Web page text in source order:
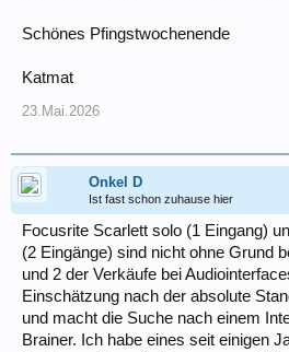
Schönes Pfingstwochenende
Katmat
23.Mai.2026
Onkel D
Ist fast schon zuhause hier
Focusrite Scarlett solo (1 Eingang)
(2 Eingänge) sind nicht ohne Grund
und 2 der Verkäufe bei
Einschätzung nach der absolute
und macht die Suche nach einem
Brainer. Ich habe eines seit einigen